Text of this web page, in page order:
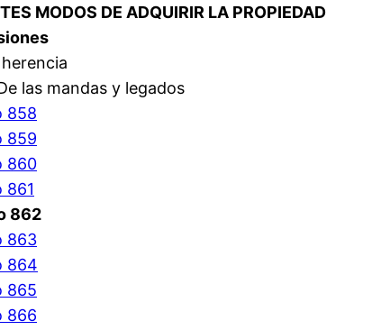
MODOS DE ADQUIRIR LA PROPIEDAD
las mandas y legados
858
859
860
861
862
863
864
865
866